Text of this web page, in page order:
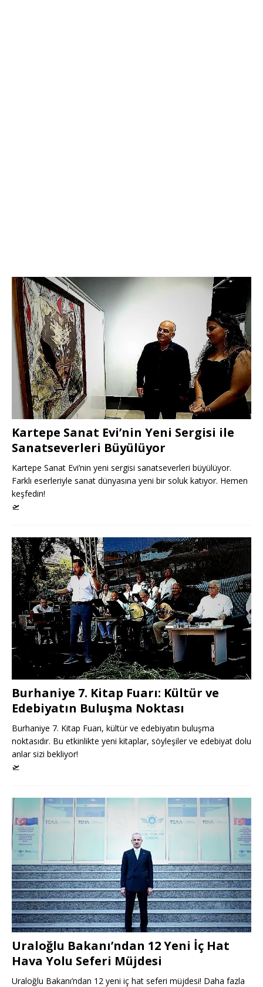
Kartepe Sanat Evi’nin Yeni Sergisi ile
Sanatseverleri Büyülüyor
Kartepe Sanat Evi’nin yeni sergisi sanatseverleri büyülüyor.
Farklı eserleriyle sanat dünyasına yeni bir soluk katıyor. Hemen
keşfedin!
🛫
Burhaniye 7. Kitap Fuarı: Kültür ve
Edebiyatın Buluşma Noktası
Burhaniye 7. Kitap Fuarı, kültür ve edebiyatın buluşma
noktasıdır. Bu etkinlikte yeni kitaplar, söyleşiler ve edebiyat dolu
anlar sizi bekliyor!
🛫
Uraloğlu Bakanı’ndan 12 Yeni İç Hat
Hava Yolu Seferi Müjdesi
Uraloğlu Bakanı’ndan 12 yeni iç hat seferi müjdesi! Daha fazla